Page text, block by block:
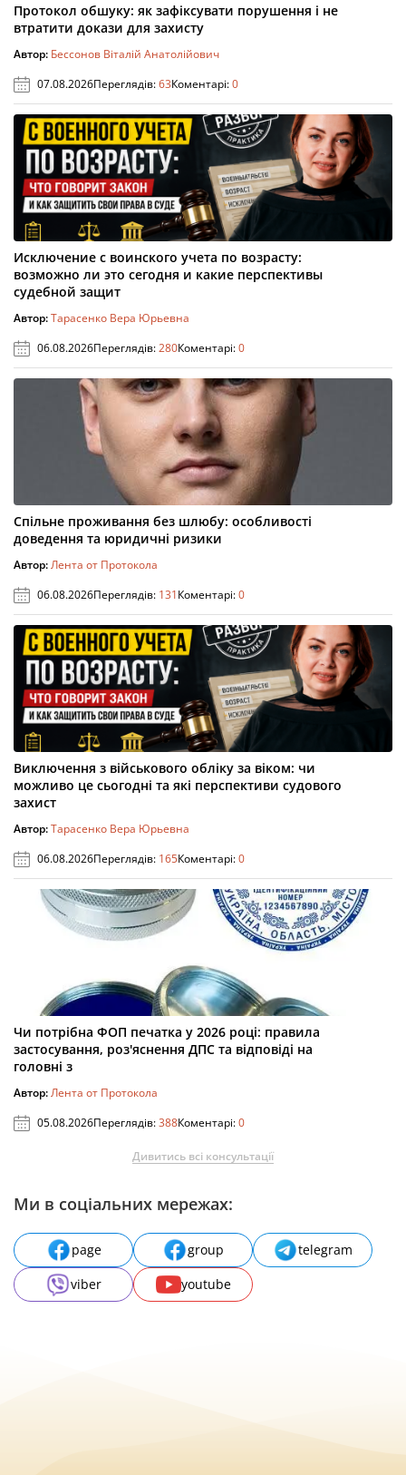
Протокол обшуку: як зафіксувати порушення і не
втратити докази для захисту
Автор: Бессонов Віталій Анатолійович
07.08.2026Переглядів:63Коментарі:0
Исключение с воинского учета по возрасту:
возможно ли это сегодня и какие перспективы
судебной защит
Автор:Тарасенко Вера Юрьевна
06.08.2026Переглядів:280Коментарі:0
Спільне проживання без шлюбу: особливості
доведення та юридичні ризики
Автор:Лента от Протокола
06.08.2026Переглядів: 131Коментарі:0
Виключення з військового обліку за віком: чи
можливо це сьогодні та які перспективи судового
захист
Автор:Тарасенко Вера Юрьевна
06.08.2026Переглядів: 165Коментарі:0
Чи потрібна ФОП печатка у 2026 році: правила
застосування, роз'яснення ДПС та відповіді на
головні з
Автор:Лента от Протокола
05.08.2026Переглядів:388Коментарі:0
Дивитись всі консультації
Ми в соціальних мережах:
page group
telegram
viber
youtube